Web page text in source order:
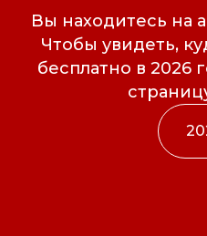
Вы находитесь на
Чтобы увидеть,
бесплатно в 2026